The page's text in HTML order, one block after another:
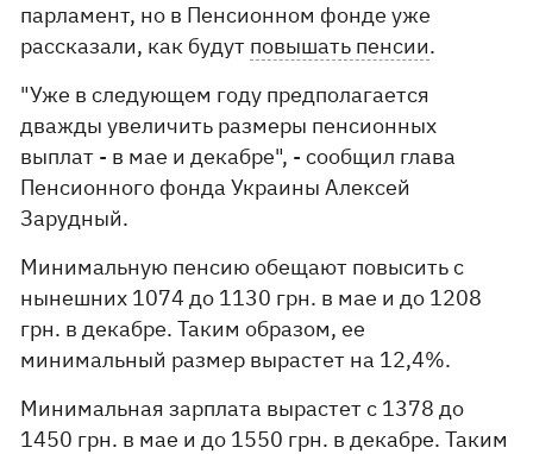
парламент, но в Пенсионном фонде уже
рассказали, как будут повышать пенсии.
"Уже в следующем году предполагается
дважды увеличить размеры пенсионных
выплат - в мае и декабре", - сообщил глава
Пенсионного фонда Украины Алексей
Зарудный.
Минимальную пенсию обещают повысить с
нынешних 1074 до 1130 грн. в мае и до 1208
грн. в декабре. Таким образом, ее
минимальный размер вырастет на 12,4%.
Минимальная зарплата вырастет с 1378 до
1450 грн. в мае и до 1550 грн. в декабре. Таким